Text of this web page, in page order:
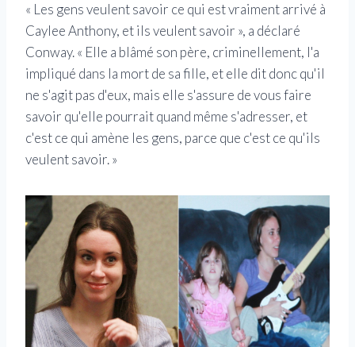
« Les gens veulent savoir ce qui est vraiment arrivé à
Caylee Anthony, et ils veulent savoir », a déclaré
Conway. « Elle a blâmé son père, criminellement, l'a
impliqué dans la mort de sa fille, et elle dit donc qu'il
ne s'agit pas d'eux, mais elle s'assure de vous faire
savoir qu'elle pourrait quand même s'adresser, et
c'est ce qui amène les gens, parce que c'est ce qu'ils
veulent savoir. »